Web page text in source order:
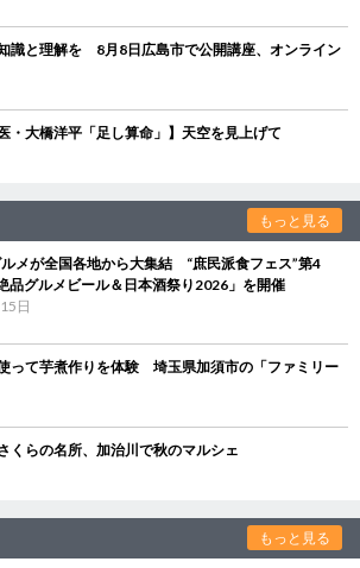
識と理解を 8月8日広島市で公開講座、オンライン
・大橋洋平「足し算命」】天空を見上げて
もっと見る
メが全国各地から大集結 “庶民派食フェス”第4
品グルメビール＆日本酒祭り2026」を開催
日
って芋煮作りを体験 埼玉県加須市の「ファミリー
くらの名所、加治川で秋のマルシェ
もっと見る